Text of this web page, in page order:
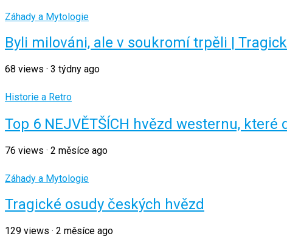
Záhady a Mytologie
Byli milováni, ale v soukromí trpěli |
68 views · 3 týdny ago
Historie a Retro
Top 6 NEJVĚTŠÍCH hvězd westernu, které
76 views · 2 měsíce ago
Záhady a Mytologie
Tragické osudy českých hvězd
129 views · 2 měsíce ago